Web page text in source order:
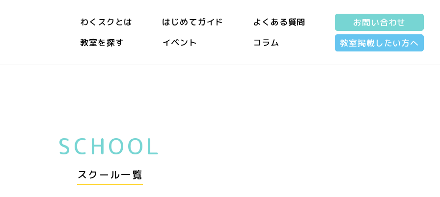
わくスクとは はじめてガイド
よくある質問
教室を探す
イベント コラム
お問い合わせ
教室掲載したい方へ
SCHOOL
スクール一覧